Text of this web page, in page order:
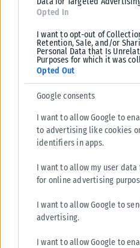
Opted In
I want to opt-out of
Retention, Sale, and/or
Personal Data that Is
Purposes for which it was
Opted Out
Google consents
I want to allow Google to
to advertising like cookies
identifiers in apps.
I want to allow my user data
for online advertising
I want to allow Google to
advertising.
I want to allow Google to